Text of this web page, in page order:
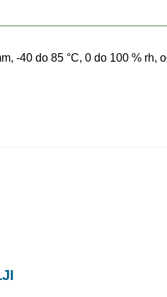
-40 do 85 °C, 0 do 100 % rh,